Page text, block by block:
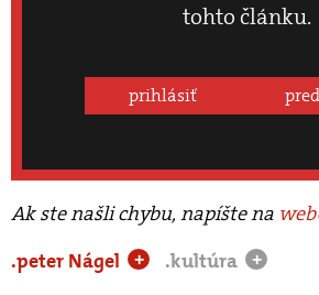
tohto článku.
prihlásiť
Ak ste našli chybu, napíšte na
.peter Nágel
+ .kultúra +